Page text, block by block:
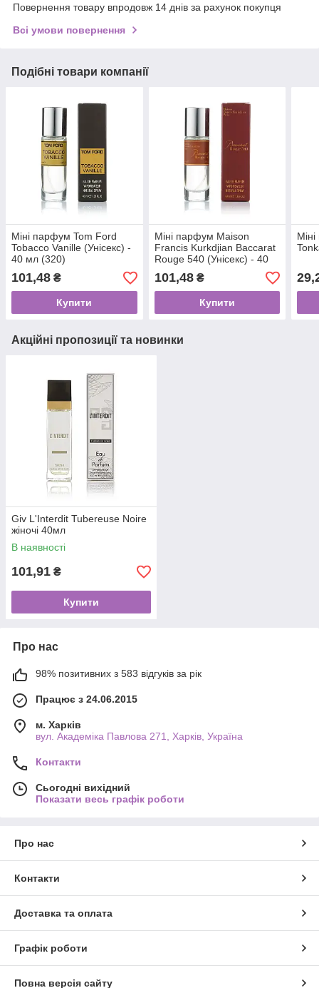
Повернення товару впродовж 14 днів за рахунок покупця
Всі умови повернення
Подібні товари компанії
Міні парфум Tom Ford
Tobacco Vanille (Унісекс) -
40 мл (320)
101,48 ₴
Купити
Міні парфум Maison
Francis Kurkdjian Baccarat
Rouge 540 (Унісекс) - 40
мл (320)
101,48₴
Купити
Акційні пропозиції та новинки
Giv L'Interdit Tubereuse Noire
жіночі 40мл
В наявності
101,91 ₴
Купити
Про нас
98% позитивних з 583 відгуків за рік
Працює з 24.06.2015
м. Харків
вул. Академіка Павлова 271, Харків, Україна
Контакти
Сьогодні вихідний
Показати весь графік роботи
Про нас
Контакти
Доставка та оплата
Графік роботи
Повна версія сайту